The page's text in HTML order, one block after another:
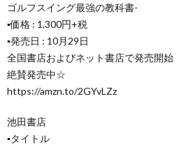
ゴルフスイング最強の教科書-
▪️価格 : 1,300円+税
▪️発売日 : 10月29日
全国書店およびネット書店で発売開始
絶賛発売中☆
https://amzn.to/2GYvLZz
池田書店
▪️タイトル